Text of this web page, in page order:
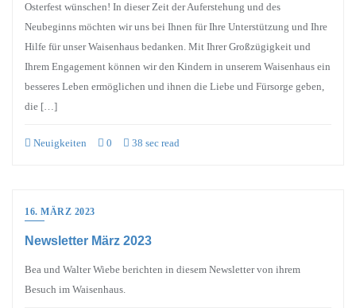
Osterfest wünschen! In dieser Zeit der Auferstehung und des
Neubeginns möchten wir uns bei Ihnen für Ihre Unterstützung und Ihre
Hilfe für unser Waisenhaus bedanken. Mit Ihrer Großzügigkeit und
Ihrem Engagement können wir den Kindern in unserem Waisenhaus ein
besseres Leben ermöglichen und ihnen die Liebe und Fürsorge geben,
die […]
Neuigkeiten 0 38 sec read
16. MÄRZ 2023
Newsletter März 2023
Bea und Walter Wiebe berichten in diesem Newsletter von ihrem
Besuch im Waisenhaus.